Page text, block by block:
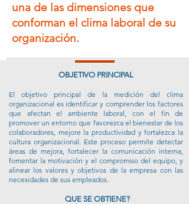
una de las dimensiones que
conforman el clima laboral de su
organización.
OBJETIVO PRINCIPAL
El objetivo principal de la medición del clima
organizacional es identificar y comprender los factores
que afectan el ambiente laboral, con el fin de
promover un entorno que favorezca el bienestar de los
colaboradores, mejore la productividad y fortalezca la
cultura organizacional. Este proceso permite detectar
áreas de mejora, fortalecer la comunicación interna,
fomentar la motivación y el compromiso del equipo, y
alinear los valores y objetivos de la empresa con las
necesidades de sus empleados.
QUE SE OBTIENE?